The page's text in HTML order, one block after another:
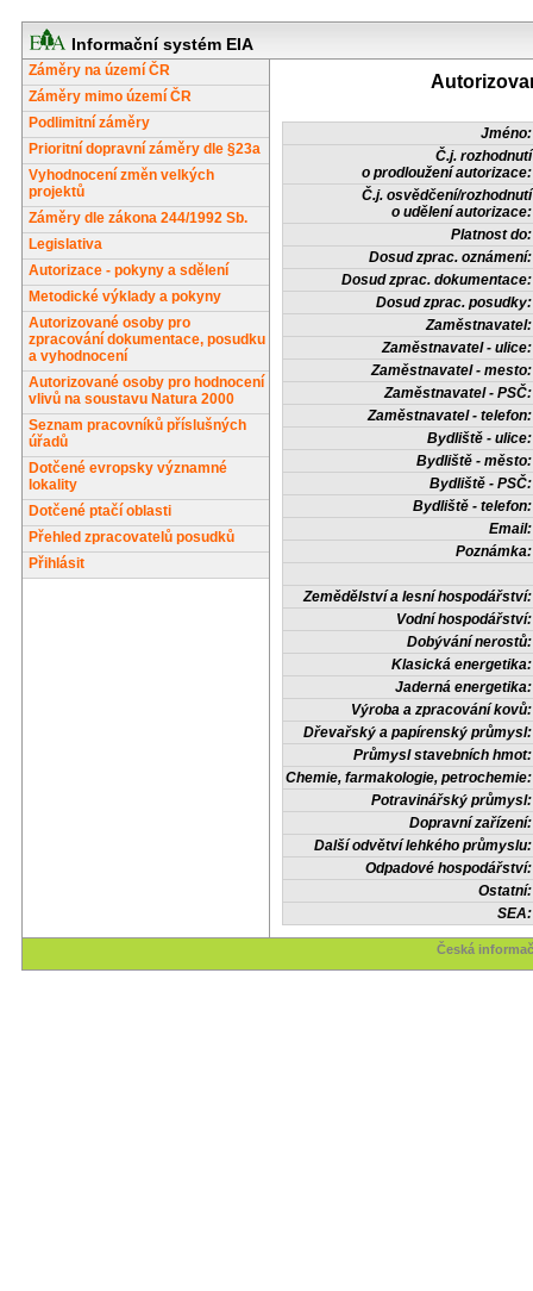
Informační systém EIA
Záměry na území ČR
Záměry mimo území ČR
Podlimitní záměry
Prioritní dopravní záměry dle §23a
Vyhodnocení změn velkých
projektů
Záměry dle zákona 244/1992 Sb.
Legislativa
Autorizace - pokyny a sdělení
Metodické výklady a pokyny
Autorizované osoby pro
zpracování dokumentace, posudku
a vyhodnocení
Autorizované osoby pro hodnocení
vlivů na soustavu Natura 2000
Seznam pracovníků příslušných
úřadů
Dotčené evropsky významné
lokality
Dotčené ptačí oblasti
Přehled zpracovatelů posudků
Přihlásit
Jméno:
Č.j. rozhodnutí
o prodloužení autorizace:
Č.j. osvědčení/rozhodnutí
o udělení autorizace:
Platnost do:
Dosud zprac. oznámení:
Dosud zprac. dokumentace:
Dosud zprac. posudky:
Zaměstnavatel:
Zaměstnavatel - ulice:
Zaměstnavatel - mesto:
Zaměstnavatel - PSČ:
Zaměstnavatel - telefon:
Bydliště - ulice:
Bydliště - město:
Bydliště - PSČ:
Bydliště - telefon:
Email:
Poznámka:
Zemědělství a lesní hospodářství:
Vodní hospodářství:
Dobývání nerostů:
Klasická energetika:
Jaderná energetika:
Výroba a zpracování kovů:
Dřevařský a papírenský průmysl:
Průmysl stavebních hmot:
Chemie, farmakologie, petrochemie:
Potravinářský průmysl:
Dopravní zařízení:
Další odvětví lehkého průmyslu:
Odpadové hospodářství:
Ostatní:
SEA:
Česká